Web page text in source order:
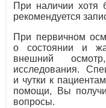
При наличии хотя
рекомендуется
При первичном
о состоянии и
внешний
исследования.
и чутки к
помощи, Вы
вопросы.